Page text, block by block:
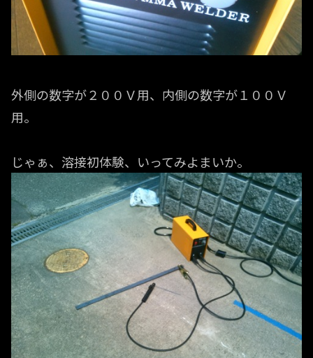
外側の数字が２００Ｖ用、内側の数字が１００Ｖ
用。
じゃぁ、溶接初体験、いってみよまいか。